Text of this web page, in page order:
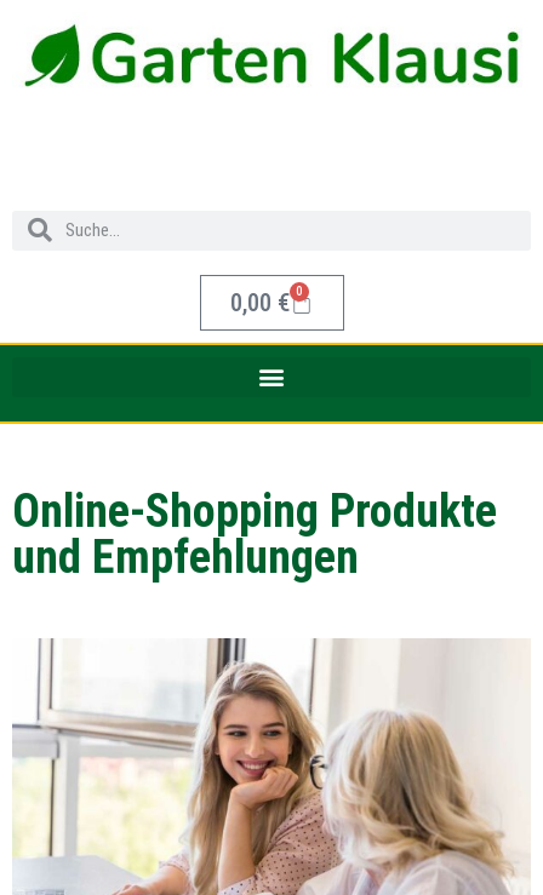
0,00 € 0
Online-Shopping Produkte
und Empfehlungen